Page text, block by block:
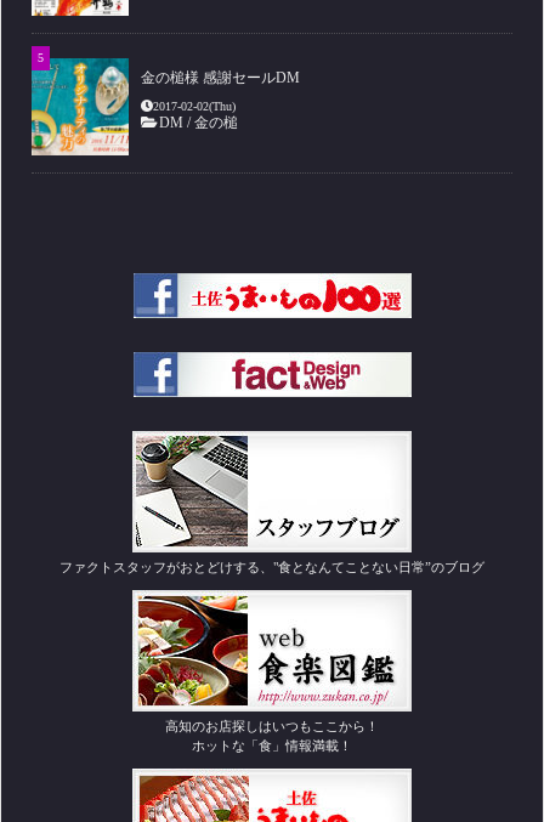
金の槌様 感謝セールDM
2017-02-02(Thu)
DM /金の槌
ファクトスタッフがおとどけする、"食となんてことない日常”のブログ
高知のお店探しはいつもここから！
ホットな「食」情報満載！